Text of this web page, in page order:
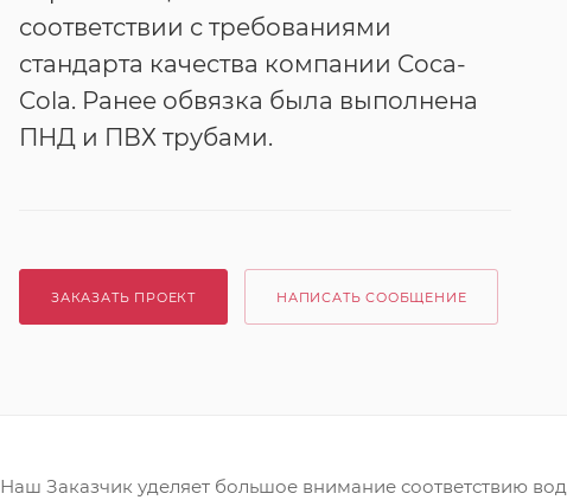
соответствии с требованиями
стандарта качества компании Coca-
Cola. Ранее обвязка была выполнена
ПНД и ПВХ трубами.
ЗАКАЗАТЬ ПРОЕКТ НАПИСАТЬ СООБЩЕНИЕ
Наш Заказчик уделяет большое внимание соответствию